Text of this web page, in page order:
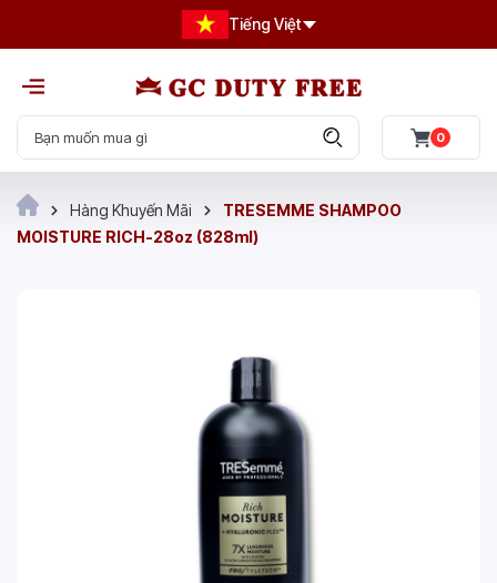
Tiếng Việt
0
Hàng Khuyến Mãi
TRESEMME SHAMPOO
MOISTURE RICH-28oz (828ml)